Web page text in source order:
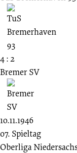
4 : 2
Bremer SV
10.11.1946
07. Spieltag
Oberliga